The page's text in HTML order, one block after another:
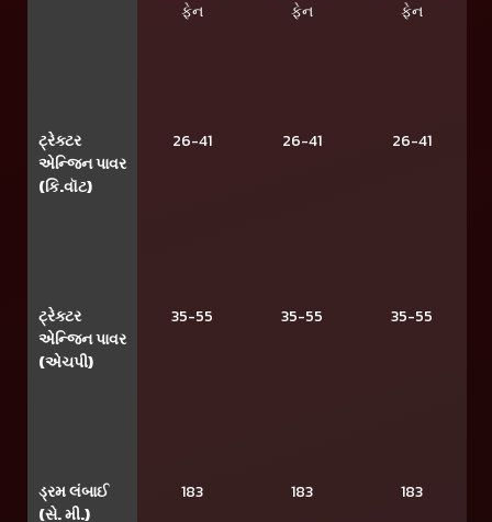
ટ્રેક્ટર
એન્જિન પાવર
(કિ.વૉટ)
ટ્રેક્ટર
એન્જિન પાવર
(એચપી)
ડ્રમ લંબાઈ
(સે. મી.)
ફેન
26-41
35-55
183
ફેન
26-41
35-55
183
ફેન
26-41
35-55
183